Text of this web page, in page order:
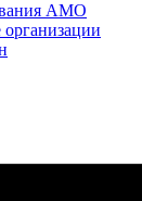
АМО